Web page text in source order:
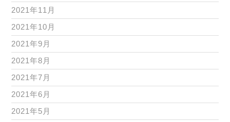
2021年11月
2021年10月
2021年9月
2021年8月
2021年7月
2021年6月
2021年5月